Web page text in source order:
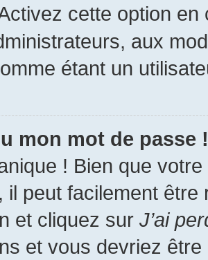
cette option
aux
étant un
mon mot de passe !
! Bien que
il peut facilement
et cliquez sur J’ai
et vous devriez